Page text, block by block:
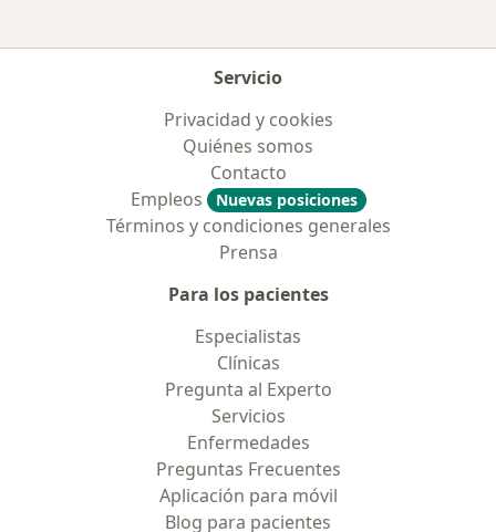
Servicio
Privacidad y cookies
Quiénes somos
Contacto
Empleos
Nuevas posiciones
Términos y condiciones generales
Prensa
Para los pacientes
Especialistas
Clínicas
Pregunta al Experto
Servicios
Enfermedades
Preguntas Frecuentes
Aplicación para móvil
Blog para pacientes